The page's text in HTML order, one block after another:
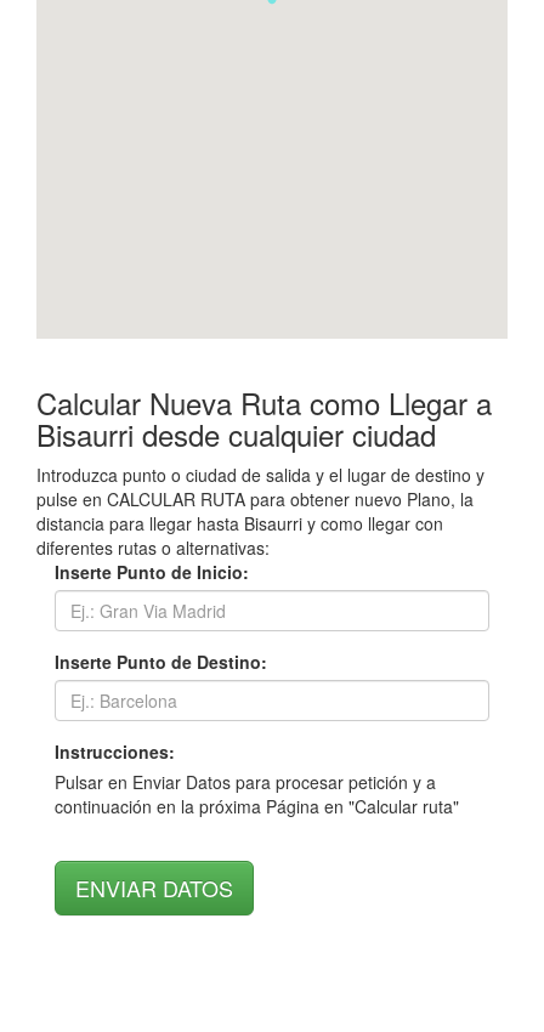
Calcular Nueva Ruta como Llegar a
Bisaurri desde cualquier ciudad
Introduzca punto o ciudad de salida y el lugar de destino y
pulse en CALCULAR RUTA para obtener nuevo Plano, la
distancia para llegar hasta Bisaurri y como llegar con
diferentes rutas o alternativas:
Inserte Punto de Inicio:
Inserte Punto de Destino:
Instrucciones:
Pulsar en Enviar Datos para procesar petición y a
continuación en la próxima Página en "Calcular ruta"